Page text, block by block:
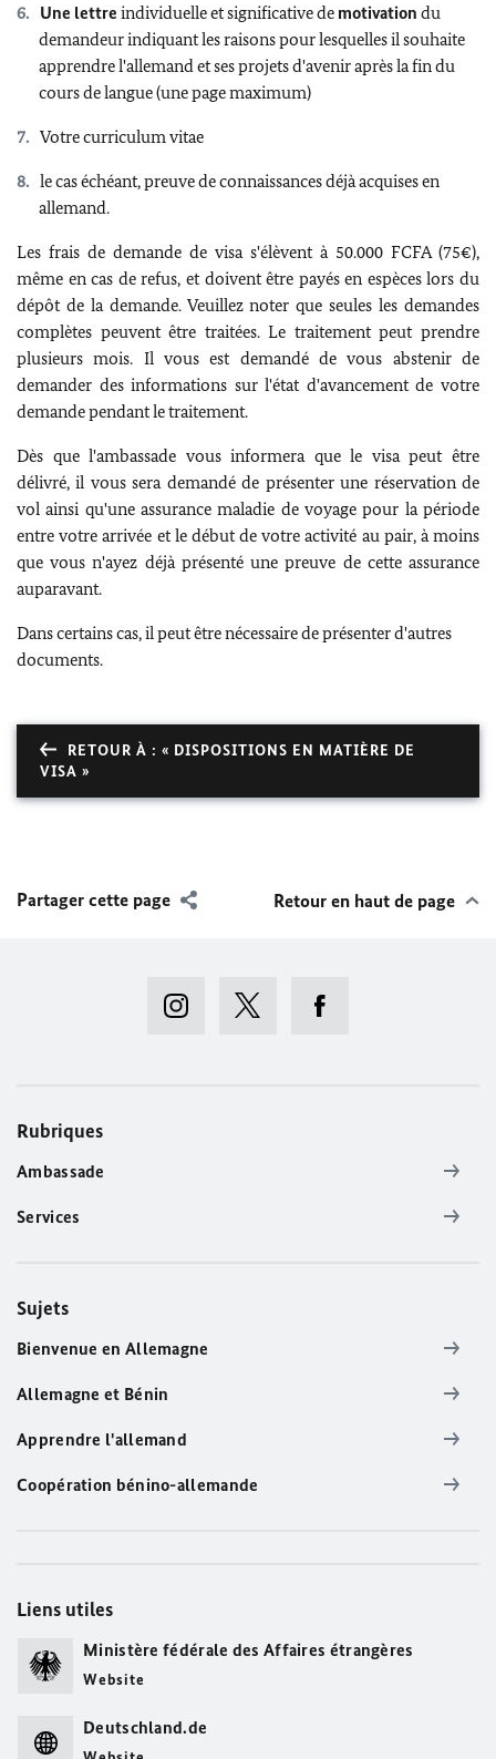
Une lettre individuelle et significative de motivation du
demandeur indiquant les raisons pour lesquelles il souhaite
apprendre l'allemand et ses projets d'avenir après la fin du
cours de langue (une page maximum)
Votre curriculum vitae
le cas échéant, preuve de connaissances déjà acquises en
allemand.
Les frais de demande de visa s'élèvent à 50.000 FCFA (75€),
même en cas de refus, et doivent être payés en espèces lors du
dépôt de la demande. Veuillez noter que seules les demandes
complètes peuvent être traitées. Le traitement peut prendre
plusieurs mois. Il vous est demandé de vous abstenir de
demander des informations sur l'état d'avancement de votre
demande pendant le traitement.
Dès que l'ambassade vous informera que le visa peut être
délivré, il vous sera demandé de présenter une réservation de
vol ainsi qu'une assurance maladie de voyage pour la période
entre votre arrivée et le début de votre activité au pair, à moins
que vous n'ayez déjà présenté une preuve de cette assurance
auparavant.
Dans certains cas, il peut être nécessaire de présenter d'autres
documents.
RETOUR À : « DISPOSITIONS EN MATIÈRE DE
VISA »
Partager cette page Retour en haut de page
Rubriques
Ambassade
Services
Sujets
Bienvenue en Allemagne
Allemagne et Bénin
Apprendre l'allemand
Coopération bénino-allemande
Liens utiles
Ministère fédérale des Affaires étrangères
Website
Deutschland.de